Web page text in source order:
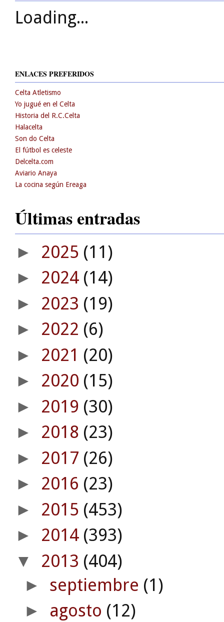
Loading...
ENLACES PREFERIDOS
Celta Atletismo
Yo jugué en el Celta
Historia del R.C.Celta
Halacelta
Son do Celta
El fútbol es celeste
Delcelta.com
Aviario Anaya
La cocina según Ereaga
Últimas entradas
► 2025 (11)
► 2024 (14)
► 2023 (19)
► 2022 (6)
► 2021 (20)
► 2020 (15)
► 2019 (30)
► 2018 (23)
► 2017 (26)
► 2016 (23)
► 2015 (453)
► 2014 (393)
▼ 2013 (404)
► septiembre (1)
► agosto (12)